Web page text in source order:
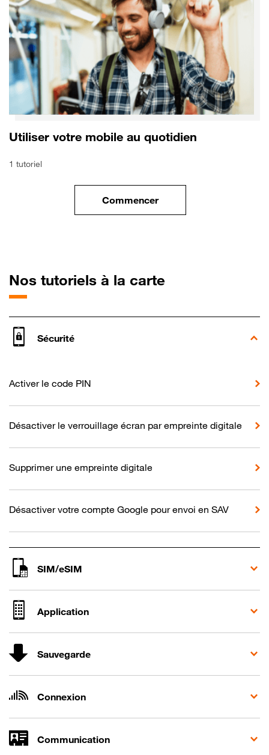
Utiliser votre mobile au quotidien
1 tutoriel
Commencerle tuto pour Utiliser votre
Nos tutoriels à la carte
Sécurité
Activer le code PIN
Désactiver le verrouillage écran par empreinte digitale
Supprimer une empreinte digitale
Désactiver votre compte Google pour envoi en SAV
SIM/eSIM
Application
Sauvegarde
Connexion
Communication